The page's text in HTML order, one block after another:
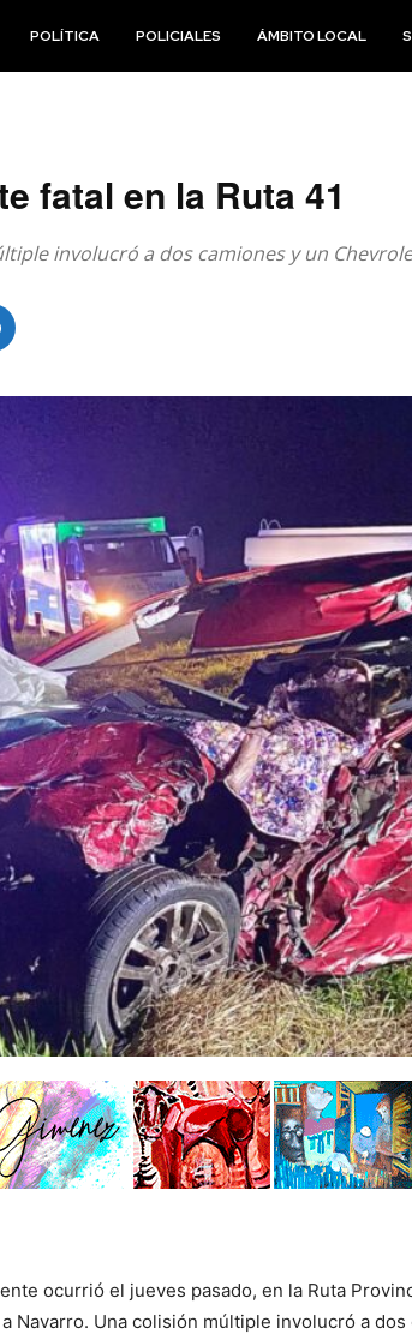
POLÍTICA POLICIALES ÁMBITO LOCAL
fatal en la Ruta 41
involucró a dos camiones y un
ocurrió el jueves pasado, en la Ruta
Navarro. Una colisión múltiple involucró a